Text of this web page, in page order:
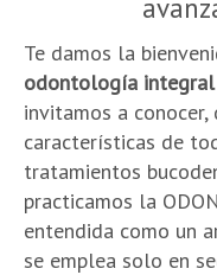
Te damos la
odontología integral
invitamos a conocer,
características de
tratamientos
practicamos la
entendida como un
se emplea solo en